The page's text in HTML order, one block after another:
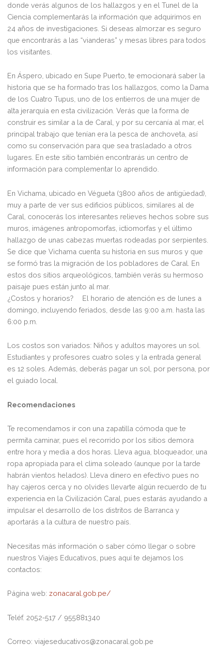
donde verás algunos de los hallazgos y en el Tunel de la
Ciencia complementarás la información que adquirimos en
24 años de investigaciones. Si deseas almorzar es seguro
que encontrarás a las “vianderas” y mesas libres para todos
los visitantes.
En Áspero, ubicado en Supe Puerto, te emocionará saber la
historia que se ha formado tras los hallazgos, como la Dama
de los Cuatro Tupus, uno de los entierros de una mujer de
alta jerarquía en esta civilización. Verás que la forma de
construir es similar a la de Caral, y por su cercanía al mar, el
principal trabajo que tenían era la pesca de anchoveta, así
como su conservación para que sea trasladado a otros
lugares. En este sitio también encontrarás un centro de
información para complementar lo aprendido.
En Vichama, ubicado en Végueta (3800 años de antigüedad),
muy a parte de ver sus edificios públicos, similares al de
Caral, conocerás los interesantes relieves hechos sobre sus
muros, imágenes antropomorfas, ictiomorfas y el último
hallazgo de unas cabezas muertas rodeadas por serpientes.
Se dice que Vichama cuenta su historia en sus muros y que
se formó tras la migración de los pobladores de Caral. En
estos dos sitios arqueológicos, también verás su hermoso
paisaje pues están junto al mar.
¿Costos y horarios? El horario de atención es de lunes a
domingo, incluyendo feriados, desde las 9:00 a.m. hasta las
6:00 p.m.
Los costos son variados: Niños y adultos mayores un sol.
Estudiantes y profesores cuatro soles y la entrada general
es 12 soles. Además, deberás pagar un sol, por persona, por
el guiado local.
Recomendaciones
Te recomendamos ir con una zapatilla cómoda que te
permita caminar, pues el recorrido por los sitios demora
entre hora y media a dos horas. Lleva agua, bloqueador, una
ropa apropiada para el clima soleado (aunque por la tarde
habrán vientos helados). Lleva dinero en efectivo pues no
hay cajeros cerca y no olvides llevarte algún recuerdo de tu
experiencia en la Civilización Caral, pues estarás ayudando a
impulsar el desarrollo de los distritos de Barranca y
aportarás a la cultura de nuestro país.
Necesitas más información o saber cómo llegar o sobre
nuestros Viajes Educativos, pues aquí te dejamos los
contactos:
Página web: zonacaral.gob.pe/
Teléf. 2052-517 / 955881340
Correo: viajeseducativos@zonacaral.gob.pe